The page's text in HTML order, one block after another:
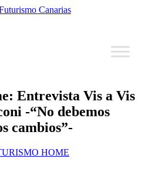
Entrevista Vis a Vis
-“No debemos
cambios”-
HOME